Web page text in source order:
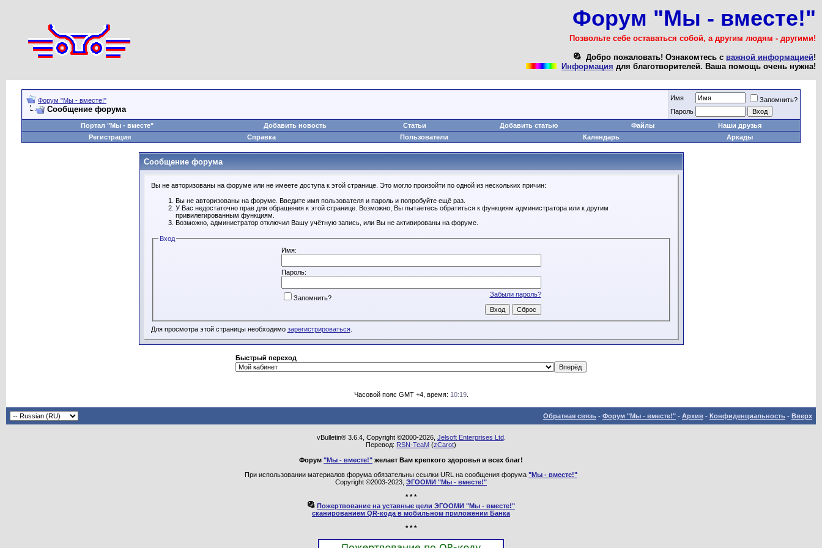
Форум "Мы - вместе!"
Позвольте себе оставаться собой, а другим людям - другими!
Добро пожаловать! Ознакомтесь с важной информацией!
Информация для благотворителей. Ваша помощь очень нужна!
Форум "Мы - вместе!"
Сообщение форума
Имя
Запомнить?
Пароль
Портал "Мы - вместе"
Добавить новость Статьи Добавить статью Файлы
Наши друзья
Регистрация
Справка Пользователи Календарь Аркады
Сообщение форума
Вы не авторизованы на форуме или не имеете доступа к этой странице. Это могло произойти по одной из нескольких причин:
Вы не авторизованы на форуме. Введите имя пользователя и пароль и попробуйте ещё раз.
У Вас недостаточно прав для обращения к этой странице. Возможно, Вы пытаетесь обратиться к функциям администратора или к другим
привилегированным функциям.
Возможно, администратор отключил Вашу учётную запись, или Вы не активированы на форуме.
Вход
Имя:
Пароль:
Забыли пароль?
Запомнить?
Для просмотра этой страницы необходимо зарегистрироваться.
Быстрый переход
Часовой пояс GMT +4, время: 10:19.
Обратная связь - Форум "Мы - вместе!" - Архив - Конфиденциальность - Вверх
vBulletin® 3.6.4, Copyright ©2000-2026, Jelsoft Enterprises Ltd.
Перевод: RSN-TeaM (zCarot)
Форум "Мы - вместе!" желает Вам крепкого здоровья и всех благ!
При использовании материалов форума обязательны ссылки URL на сообщения форума "Мы - вместе!"
Copyright ©2003-2023, ЭГООМИ "Мы - вместе!"
* * *
Пожертвование на уставные цели ЭГООМИ "Мы - вместе!"
сканированием QR-кода в мобильном приложении Банка
* * *